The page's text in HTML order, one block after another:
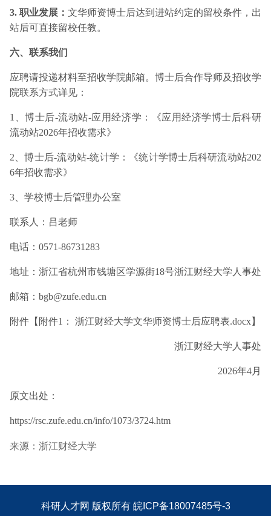
3. 职业发展： 文华师资博士后达到进站约定的留校条件，出
站后可直接留校任教。
六、联系我们
应聘请投递材料至招收学院邮箱。博士后合作导师及招收学
院联系方式详见：
1、博士后-流动站-应用经济学：《应用经济学博士后科研
流动站2026年招收需求》
2、博士后-流动站-统计学：《统计学博士后科研流动站202
6年招收需求》
3、学校博士后管理办公室
联系人：吕老师
电话：0571-86731283
地址：浙江省杭州市钱塘区学源街18号浙江财经大学人事处
邮箱： bgb@zufe.edu.cn
附件【 附件1： 浙江财经大学文华师资博士后应聘表.docx】
浙江财经大学人事处
2026年4月
原文出处：
https://rsc.zufe.edu.cn/info/1073/3724.htm
来源：浙江财经大学
科研人才网 版权所有 皖ICP备18007485号-3